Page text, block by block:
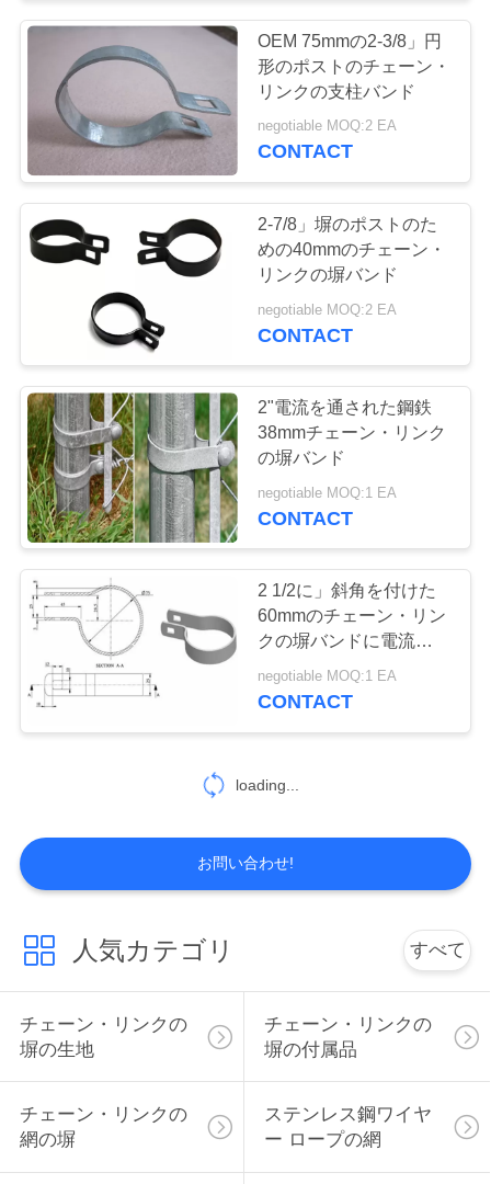
連
な
さ
い
用
を
要
求
し
な
さ
地
PRIVACY
POLICY
農場の塀ワイヤー
テンショナー
51
かみそりワイヤー
コンチェルティー
ナ
89
装飾的な金属の網
拡大された金属の網
13
溶接されたワイヤ
ーGabions
11
OEM 75mmの2-3/8」円
形のポストのチェーン・
リンクの支柱バンド
negotiable MOQ:2 EA
CONTACT
2-7/8」塀のポストのた
めの40mmのチェーン・
リンクの塀バンド
negotiable MOQ:2 EA
CONTACT
2"電流を通された鋼鉄
38mmチェーン・リンク
の塀バンド
negotiable MOQ:1 EA
CONTACT
2 1/2に」斜角を付けた
60mmのチェーン・リン
クの塀バンドに電流を通
しなさい
negotiable MOQ:1 EA
CONTACT
loading...
お問い合わせ!
人気カテゴリ すべて
チェーン・リンクの
塀の生地
チェーン・リンクの
塀の付属品
チェーン・リンクの
網の塀
ステンレス鋼ワイヤ
ー ロープの網